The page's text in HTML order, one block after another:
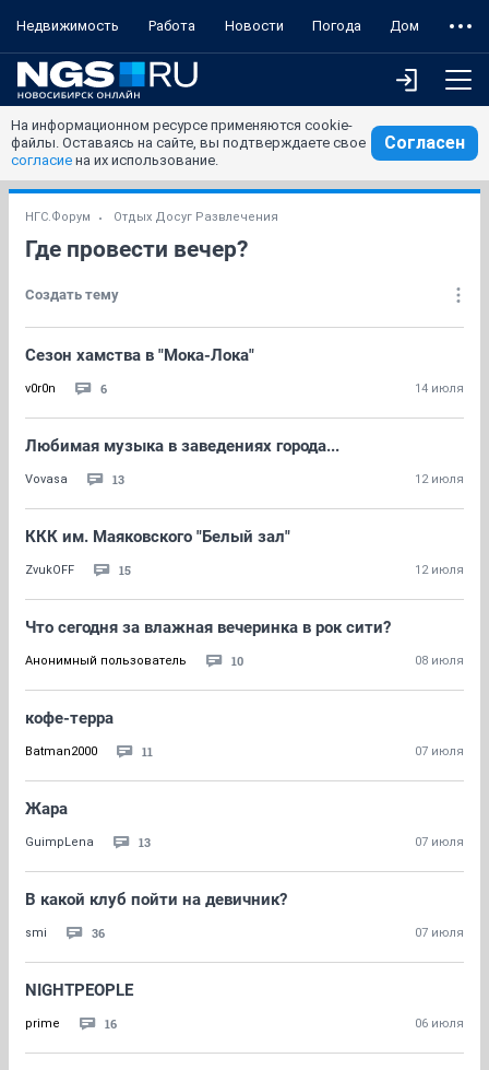
Недвижимость Работа Новости Погода Дом
На информационном ресурсе применяются cookie-
файлы. Оставаясь на сайте, вы подтверждаете свое
согласие на их использование.
Согласен
НГС.Форум Отдых Досуг Развлечения
Где провести вечер?
Создать тему
Сезон хамства в "Мока-Лока"
v0r0n 6 14 июля
Любимая музыка в заведениях города...
Vovasa 13 12 июля
ККК им. Маяковского "Белый зал"
ZvukOFF 15 12 июля
Что сегодня за влажная вечеринка в рок сити?
Анонимный пользователь 10 08 июля
кофе-терра
Batman2000 11 07 июля
Жара
GuimpLena 13 07 июля
В какой клуб пойти на девичник?
smi 36 07 июля
NIGHTPEOPLE
prime 16 06 июля